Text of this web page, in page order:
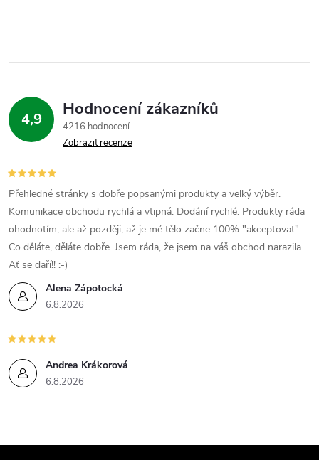
4,9 Hodnocení zákazníků
4216 hodnocení
Zobrazit recenze
Alena Zápotocká
6.8.2026
Přehledné stránky s dobře popsanými produkty a velký výběr.
Komunikace obchodu rychlá a vtipná. Dodání rychlé. Produkty ráda
ohodnotím, ale až později, až je mé tělo začne 100% "akceptovat".
Co děláte, děláte dobře. Jsem ráda, že jsem na váš obchod narazila.
Ať se daří!! :-)
Andrea Krákorová
6.8.2026